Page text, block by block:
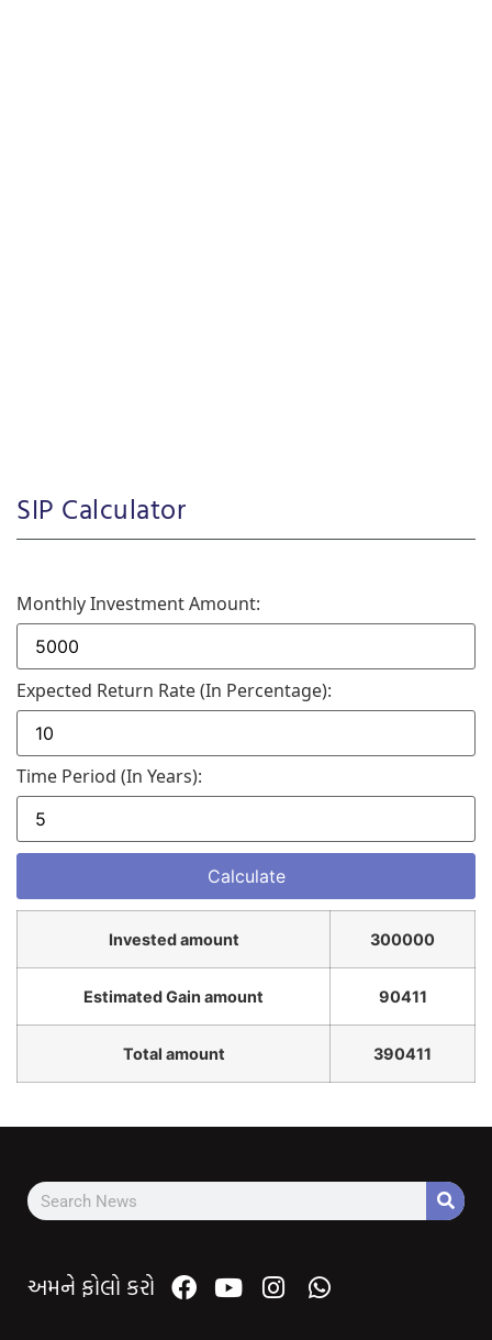
SIP Calculator
Monthly Investment Amount:
Expected Return Rate (in Percentage):
Time Period (in Years):
Invested amount 300000
Estimated Gain amount 90411
Total amount 390411
અમને ફોલો કરો